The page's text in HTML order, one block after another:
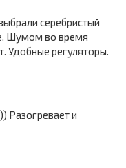
серебристый
Шумом во время
Удобные регуляторы.
Разогревает и